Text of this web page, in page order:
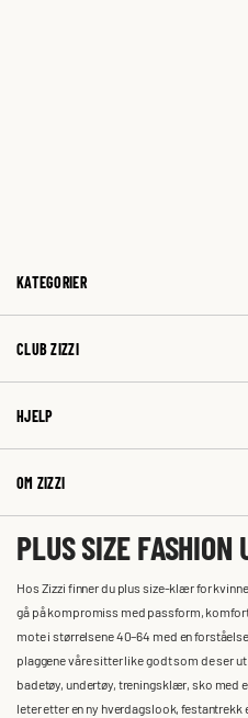
KATEGORIER
CLUB ZIZZI
HJELP
OM ZIZZI
PLUS SIZE FASHION
Hos Zizzi finner du plus size-klær for
gå på kompromiss med passform,
mote i størrelsene 40–64 med en
plaggene våre sitter like godt som de ser
badetøy, undertøy, treningsklær, sko med
leter etter en ny hverdagslook,